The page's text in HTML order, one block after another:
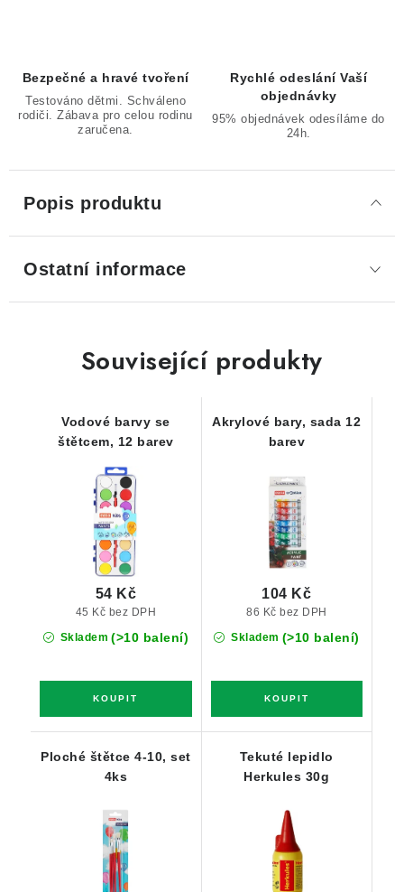
Bezpečné a hravé tvoření
Testováno dětmi. Schváleno
rodiči. Zábava pro celou rodinu
zaručena.
Rychlé odeslání Vaší
objednávky
95% objednávek odesíláme do
24h.
Popis produktu
Ostatní informace
Související produkty
Vodové barvy se
štětcem, 12 barev
Skladem (>10 balení)
45 Kč bez DPH
54 Kč
Akrylové bary, sada 12
barev
Skladem (>10 balení)
86 Kč bez DPH
104 Kč
Ploché štětce 4-10, set
4ks
Tekuté lepidlo
Herkules 30g